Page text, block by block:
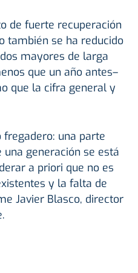
de fuerte recuperación
también se ha reducido
mayores de larga
que un año antes–
que la cifra general y
fregadero: una parte
generación se está
a priori que no es
y la falta de
Javier Blasco, director